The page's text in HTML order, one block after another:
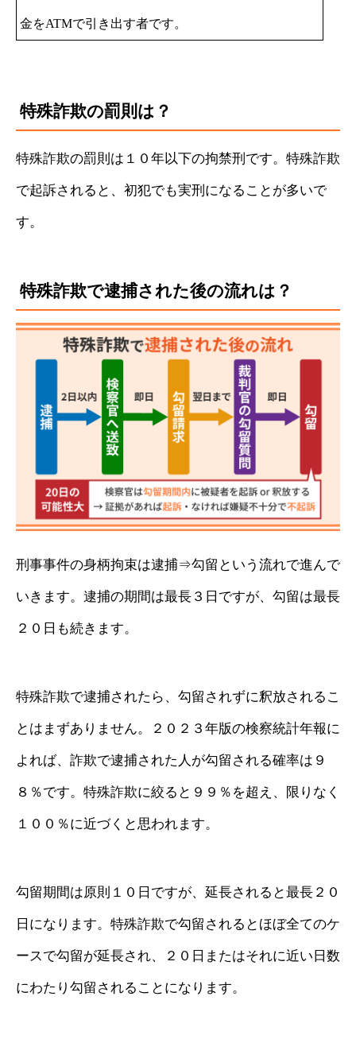
金をATMで引き出す者です。
特殊詐欺の罰則は？
特殊詐欺の罰則は１０年以下の拘禁刑です。特殊詐欺
で起訴されると、初犯でも実刑になることが多いで
す。
特殊詐欺で逮捕された後の流れは？
刑事事件の身柄拘束は逮捕⇒勾留という流れで進んで
いきます。逮捕の期間は最長３日ですが、勾留は最長
２０日も続きます。
特殊詐欺で逮捕されたら、勾留されずに釈放されるこ
とはまずありません。２０２３年版の検察統計年報に
よれば、詐欺で逮捕された人が勾留される確率は９
８％です。特殊詐欺に絞ると９９％を超え、限りなく
１００％に近づくと思われます。
勾留期間は原則１０日ですが、延長されると最長２０
日になります。特殊詐欺で勾留されるとほぼ全てのケ
ースで勾留が延長され、２０日またはそれに近い日数
にわたり勾留されることになります。